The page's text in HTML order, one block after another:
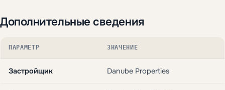
Дополнительные сведения
ПАРАМЕТР ЗНАЧЕНИЕ
Застройщик Danube Properties